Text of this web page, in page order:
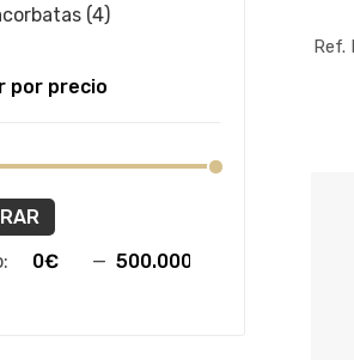
(4)
por precio
—
Ref.